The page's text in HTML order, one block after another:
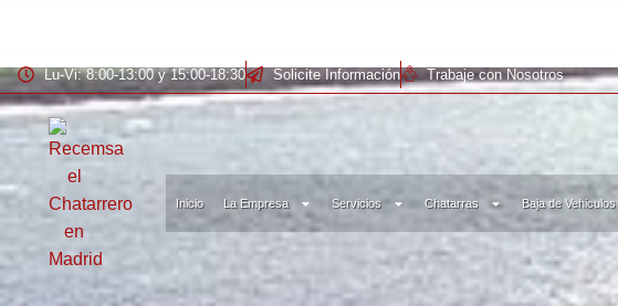
Lu-Vi: 8:00-13:00 y 15:00-18:30 Solicite Información Trabaje con Nosotros
Inicio La Empresa Servicios Chatarras Baja de Vehiculos